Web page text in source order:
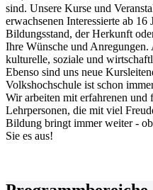
sind. Unsere Kurse und
erwachsenen Interessierte ab
Bildungsstand, der Herkunft
Ihre Wünsche und
kulturelle, soziale und
Ebenso sind uns neue
Volkshochschule ist schon
Wir arbeiten mit erfahrenen
Lehrpersonen, die mit viel
Bildung bringt immer weiter -
Sie es aus!